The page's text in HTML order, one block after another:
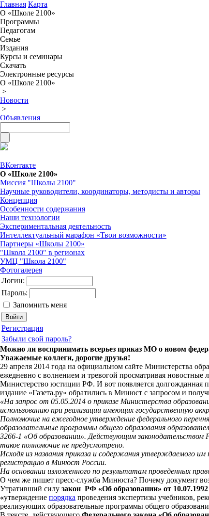
Главная Карта
О «Школе 2100»
Программы
Педагогам
Семье
Издания
Курсы и семинары
Скачать
Электронные ресурсы
О «Школе 2100»
>
Новости
>
Объявления
ВКонтакте
О «Школе 2100»
Миссия "Школы 2100"
Научные руководители, координаторы, методисты и авторы
Концепция
Особенности содержания
Наши технологии
Экспериментальная деятельность
Интеллектуальный марафон «Твои возможности»
Партнеры «Школы 2100»
"Школа 2100" в регионах
УМЦ "Школа 2100"
Фотогалерея
Логин:
Пароль:
Запомнить меня
Регистрация
Забыли свой пароль?
Можно ли воспринимать всерьез приказ МО о новом
Уважаемые коллеги, дорогие друзья!
29 апреля 2014 года на официальном сайте Министерства
ежедневно с волнением и тревогой просматривая
Министерство юстиции РФ. И вот появляется долгожданная
издание «Газета.ру» обратились в Минюст с запросом и
«На запрос от 05.05.2014 о приказе Министерства
использованию при реализации имеющих государственную
Полномочие на ежегодное утверждение федерального
образовательные программы общего образования
3266-1 «Об образовании». Действующим законодательством
такое полномочие не предусмотрено.
Исходя из названия приказа и содержания утверждаемого
регистрацию в Минюст России.
На основании изложенного по результатам проведенных
О чем же пишет пресс-служба Минюста? Почему документ
Утративший силу закон РФ «Об образовании» от
«утверждение порядка проведения экспертизы учебников,
реализующих образовательные программы общего